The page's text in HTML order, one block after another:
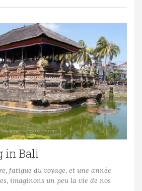
in Bali
fatigue du voyage, et une année
imaginons un peu la vie de nos